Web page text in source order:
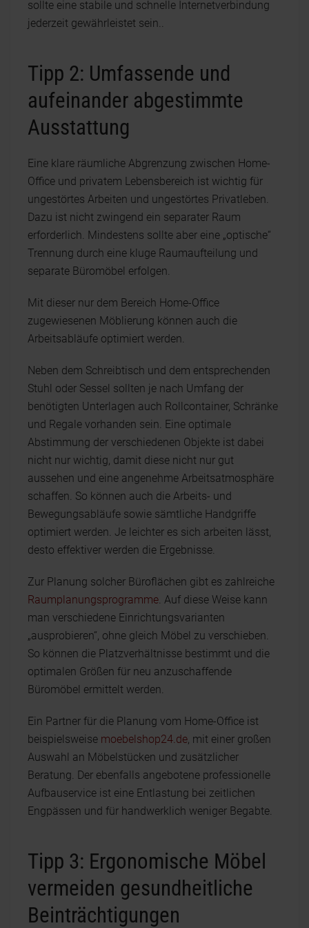
sollte eine stabile und schnelle Internetverbindung
jederzeit gewährleistet sein..
Tipp 2: Umfassende und
aufeinander abgestimmte
Ausstattung
Eine klare räumliche Abgrenzung zwischen Home-
Office und privatem Lebensbereich ist wichtig für
ungestörtes Arbeiten und ungestörtes Privatleben.
Dazu ist nicht zwingend ein separater Raum
erforderlich. Mindestens sollte aber eine „optische“
Trennung durch eine kluge Raumaufteilung und
separate Büromöbel erfolgen.
Mit dieser nur dem Bereich Home-Office
zugewiesenen Möblierung können auch die
Arbeitsabläufe optimiert werden.
Neben dem Schreibtisch und dem entsprechenden
Stuhl oder Sessel sollten je nach Umfang der
benötigten Unterlagen auch Rollcontainer, Schränke
und Regale vorhanden sein. Eine optimale
Abstimmung der verschiedenen Objekte ist dabei
nicht nur wichtig, damit diese nicht nur gut
aussehen und eine angenehme Arbeitsatmosphäre
schaffen. So können auch die Arbeits- und
Bewegungsabläufe sowie sämtliche Handgriffe
optimiert werden. Je leichter es sich arbeiten lässt,
desto effektiver werden die Ergebnisse.
Zur Planung solcher Büroflächen gibt es zahlreiche
Raumplanungsprogramme. Auf diese Weise kann
man verschiedene Einrichtungsvarianten
„ausprobieren“, ohne gleich Möbel zu verschieben.
So können die Platzverhältnisse bestimmt und die
optimalen Größen für neu anzuschaffende
Büromöbel ermittelt werden.
Ein Partner für die Planung vom Home-Office ist
beispielsweise moebelshop24.de, mit einer großen
Auswahl an Möbelstücken und zusätzlicher
Beratung. Der ebenfalls angebotene professionelle
Aufbauservice ist eine Entlastung bei zeitlichen
Engpässen und für handwerklich weniger Begabte.
Tipp 3: Ergonomische Möbel
vermeiden gesundheitliche
Beinträchtigungen